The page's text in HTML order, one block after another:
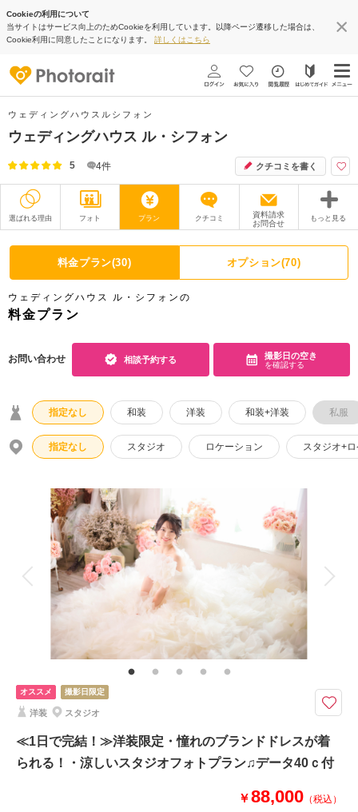
Cookieの利用について
当サイトはサービス向上のためCookieを利用しています。以降ページ遷移した場合は、
Cookie利用に同意したことになります。 詳しくはこちら
ウェディングハウスルシフォン
ウェディングハウス ル・シフォン
5 4件 クチコミを書く
選ばれる理由 フォト プラン クチコミ
資料請求
お問合せ
もっと見る
撮影レポート フォトグラファー
衣装 ムービー
オプション
アクセス/TEL スタジオトップ
こだわりポイント
豊富なドレス 豊富なカラードレス
豊富な色打掛・着物
スタジオでの撮影 海での撮影
神社・寺院での撮影
ソロウエディング
料金プラン(30) オプション(70)
ウェディングハウス ル・シフォンの
料金プラン
お問い合わせ 相談予約する 撮影日の空き
を確認する
指定なし 和装 洋装 和装+洋装 私服
指定なし スタジオ ロケーション スタジオ+
オススメ 撮影日限定
洋装 スタジオ
≪1日で完結！≫洋装限定・憧れのブランドドレスが着
られる！・涼しいスタジオフォトプラン♫データ40ｃ付
￥88,000 （税込）